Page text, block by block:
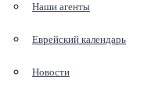
Наши агенты
Еврейский календарь
Новости